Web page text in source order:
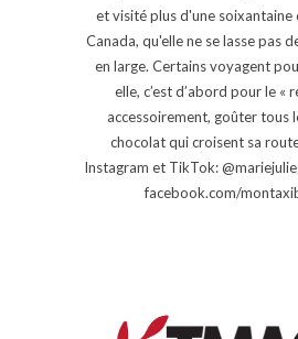
et visité plus d'une soixantaine
Canada, qu'elle ne se lasse pas
en large. Certains voyagent
elle, c’est d’abord pour le «
accessoirement, goûter tous
chocolat qui croisent sa
Instagram et TikTok:
facebook.com/